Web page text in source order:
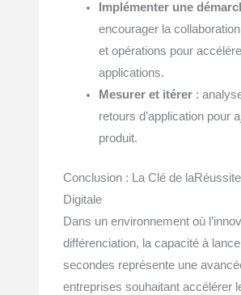
Implémenter une
encourager la
et opérations pour
applications.
Mesurer et itérer:
retours d’application pour
produit.
Conclusion : La Clé de
Digitale
Dans un environnement où
différenciation, la capacité à
secondes représente une
entreprises souhaitant accélérer